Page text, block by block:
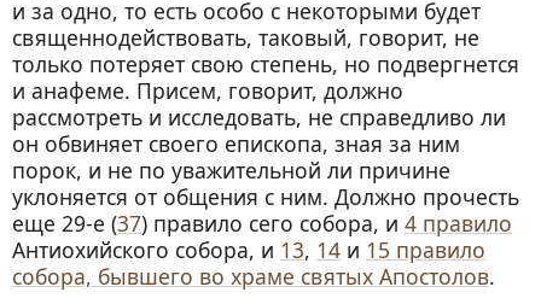
и за одно, то есть особо с некоторыми будет
священнодействовать, таковый, говорит, не
только потеряет свою степень, но подвергнется
и анафеме. Присем, говорит, должно
рассмотреть и исследовать, не справедливо ли
он обвиняет своего епископа, зная за ним
порок, и не по уважительной ли причине
уклоняется от общения с ним. Должно прочесть
еще 29-е (37) правило сего собора, и 4 правило
Антиохийского собора, и 13, 14 и 15 правило
собора, бывшего во храме святых Апостолов.